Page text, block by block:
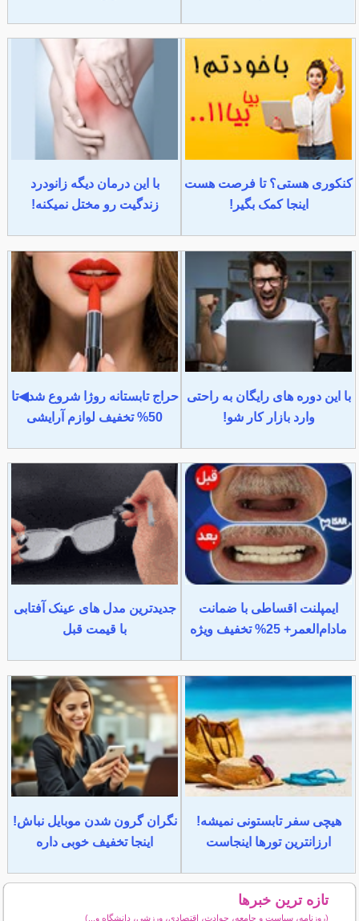
کنکوری هستی؟ تا فرصت هست
اینجا کمک بگیر!
با این درمان دیگه زانودرد
زندگیت رو مختل نمیکنه!
با این دوره های رایگان به راحتی
وارد بازار کار شو!
حراج تابستانه روژا شروع شد◀تا
50% تخفیف لوازم آرایشی
ایمپلنت اقساطی با ضمانت
مادام‌العمر+ 25% تخفیف ویژه
جدیدترین مدل های عینک آفتابی
با قیمت قبل
هیچی سفر تابستونی نمیشه!
ارزانترین تورها اینجاست
نگران گرون شدن موبایل نباش!
اینجا تخفیف خوبی داره
تازه ترین خبرها
(روزنامه، سیاست و جامعه، حوادث، اقتصادی، ورزشی، دانشگاه و...)